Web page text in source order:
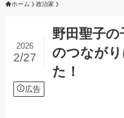
ホーム 政治家
野田聖子の
のつなが
た！
2026
2/27
広告